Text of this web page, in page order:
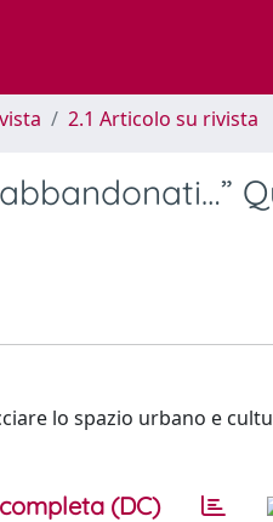
2.1 Articolo su rivista
lo spazio urbano e
(DC)